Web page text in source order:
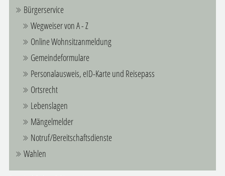
Bürgerservice
Wegweiser von A - Z
Online Wohnsitzanmeldung
Gemeindeformulare
Personalausweis, eID-Karte und Reisepass
Ortsrecht
Lebenslagen
Mängelmelder
Notruf/Bereitschaftsdienste
Wahlen